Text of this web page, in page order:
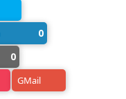
0
0
GMail